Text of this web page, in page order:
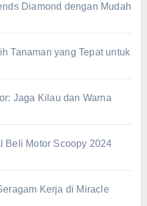
Diamond dengan Mudah
Tanaman yang Tepat untuk
Jaga Kilau dan Warna
Beli Motor Scoopy 2024
Kerja di Miracle